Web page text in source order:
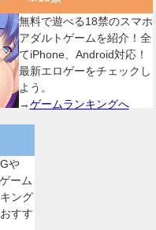
無料で遊べる18禁のスマホ
アダルトゲームを紹介！全
てiPhone、Android対応！
最新エロゲーをチェックし
よう。
→ゲームランキングへ
や
ーム
ング
すす